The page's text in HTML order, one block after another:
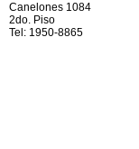
Canelones 1084
2do. Piso
Tel: 1950-8865